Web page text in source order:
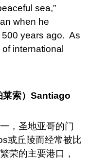
sea,”
when he
years ago. As
international
索） Santiago
，圣地亚哥的门
或丘陵而经常被比
荣的主要港口，